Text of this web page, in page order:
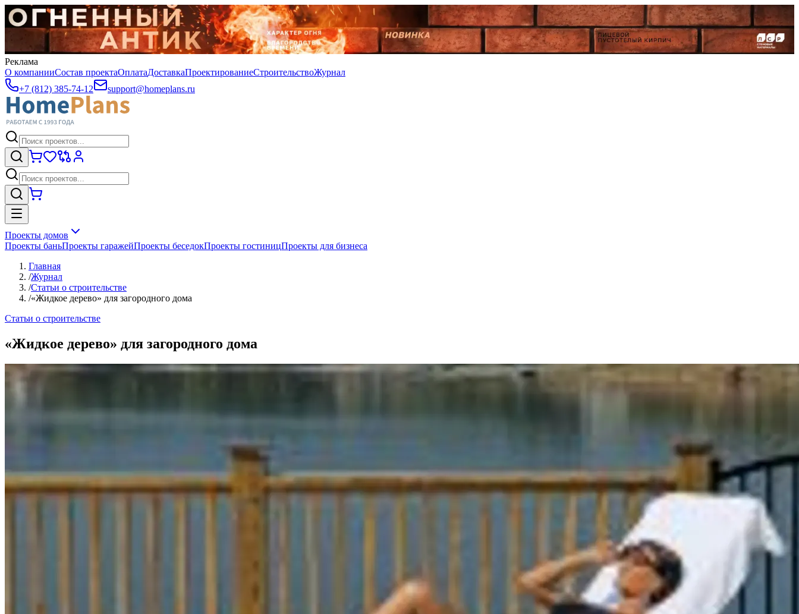
Реклама
О компанииСостав проектаОплатаДоставкаПроектированиеСтроительствоЖурнал
+7 (812) 385-74-12
support@homeplans.ru
Проекты домов
Проекты баньПроекты гаражейПроекты беседокПроекты гостиницПроекты для бизнеса
Главная
/Журнал
/Статьи о строительстве
/«Жидкое дерево» для загородного дома
Статьи о строительстве
«Жидкое дерево» для загородного дома